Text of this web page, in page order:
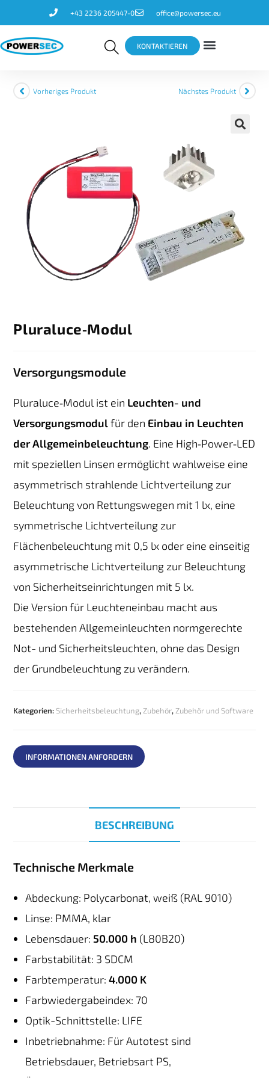
+43 2236 205447-0 office@powersec.eu
KONTAKTIEREN
Vorheriges Produkt Nächstes Produkt
Pluraluce‑Modul
Versorgungsmodule
Pluraluce‑Modul ist ein Leuchten- und
Versorgungsmodulfür den Einbau in Leuchten
der Allgemeinbeleuchtung. Eine High‑Power‑LED
mit speziellen Linsen ermöglicht wahlweise eine
asymmetrisch strahlende Lichtverteilung zur
Beleuchtung von Rettungswegen mit 1 lx, eine
symmetrische Lichtverteilung zur
Flächenbeleuchtung mit 0,5 lx oder eine einseitig
asymmetrische Lichtverteilung zur Beleuchtung
von Sicherheitseinrichtungen mit 5 lx.
Die Version für Leuchteneinbau macht aus
bestehenden Allgemeinleuchten normgerechte
Not- und Sicherheitsleuchten, ohne das Design
der Grundbeleuchtung zu verändern.
Kategorien: Sicherheitsbeleuchtung,Zubehör,Zubehör und Software
INFORMATIONEN ANFORDERN
BESCHREIBUNG
Technische Merkmale
Abdeckung: Polycarbonat, weiß (RAL 9010)
Linse: PMMA, klar
Lebensdauer: 50.000 h (L80B20)
Farbstabilität: 3 SDCM
Farbtemperatur:4.000 K
Farbwiedergabeindex: 70
Optik-Schnittstelle: LIFE
Inbetriebnahme: Für Autotest sind
Betriebsdauer, Betriebsart PS,